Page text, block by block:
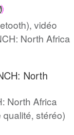
vidéo
North Africa
North
North Africa
stéréo)